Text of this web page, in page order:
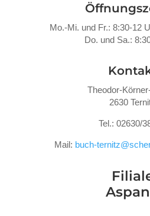
Mo.-Mi. und Fr.: 8:30-12
Do. und Sa.:
Theodor-
2630
Tel.: 02630/
Mail: buch-